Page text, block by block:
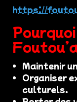
https://
Maintenir
Organiser
culturels.